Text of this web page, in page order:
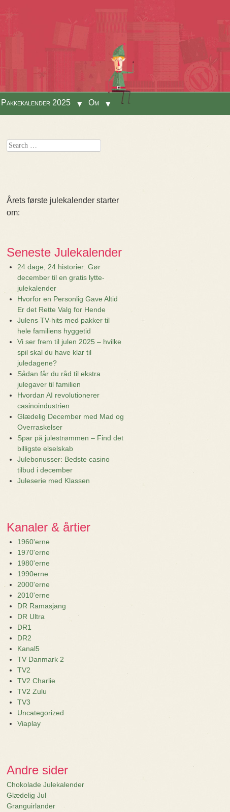
Pakkekalender 2025 Om
Search
Årets første julekalender starter
om:
Seneste Julekalender
24 dage, 24 historier: Gør
december til en gratis lytte-
julekalender
Hvorfor en Personlig Gave Altid
Er det Rette Valg for Hende
Julens TV-hits med pakker til
hele familiens hyggetid
Vi ser frem til julen 2025 – hvilke
spil skal du have klar til
juledagene?
Sådan får du råd til ekstra
julegaver til familien
Hvordan AI revolutionerer
casinoindustrien
Glædelig December med Mad og
Overraskelser
Spar på julestrømmen – Find det
billigste elselskab
Julebonusser: Bedste casino
tilbud i december
Juleserie med Klassen
Kanaler & årtier
1960'erne
1970'erne
1980'erne
1990erne
2000'erne
2010'erne
DR Ramasjang
DR Ultra
DR1
DR2
Kanal5
TV Danmark 2
TV2
TV2 Charlie
TV2 Zulu
TV3
Uncategorized
Viaplay
Andre sider
Chokolade Julekalender
Glædelig Jul
Granguirlander